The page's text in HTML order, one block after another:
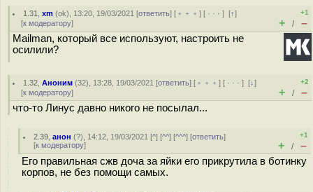
1.31 ,xm (ok), 13:20, 19/03/2021 [ответить] [ ﹢﹢﹢] [ · · ·][↑]
[к модератору]
+1
+ / –
Mailman, который все используют, настроить не
осилили?
1.32 ,Аноним (32), 13:28, 19/03/2021 [ответить] [ ﹢﹢﹢] [ · · ·][↓]
[к модератору]
+2
+ / –
что-то Линус давно никого не посылал...
2.39 ,анон (?), 14:12, 19/03/2021 [^] [^^] [^^^] [ответить]
[к модератору]
+1
+ / –
Его правильная сжв доча за яйки его прикрутила в ботинку
корпов, не без помощи самых.